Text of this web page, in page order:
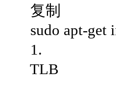
复制
sudo apt-get
1.
TLB